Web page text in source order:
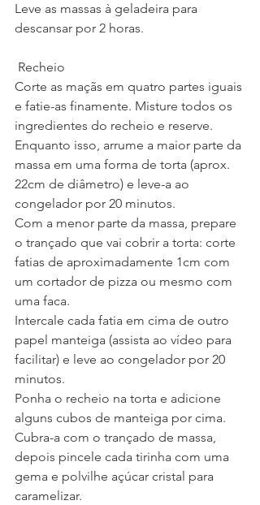
Leve as massas à geladeira para
descansar por 2 horas.
Recheio
Corte as maçãs em quatro partes iguais
e fatie-as finamente. Misture todos os
ingredientes do recheio e reserve.
Enquanto isso, arrume a maior parte da
massa em uma forma de torta (aprox.
22cm de diâmetro) e leve-a ao
congelador por 20 minutos.
Com a menor parte da massa, prepare
o trançado que vai cobrir a torta: corte
fatias de aproximadamente 1cm com
um cortador de pizza ou mesmo com
uma faca.
Intercale cada fatia em cima de outro
papel manteiga (assista ao vídeo para
facilitar) e leve ao congelador por 20
minutos.
Ponha o recheio na torta e adicione
alguns cubos de manteiga por cima.
Cubra-a com o trançado de massa,
depois pincele cada tirinha com uma
gema e polvilhe açúcar cristal para
caramelizar.